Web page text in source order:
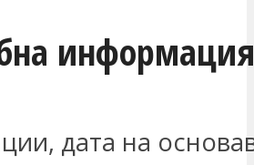
информация
дата на